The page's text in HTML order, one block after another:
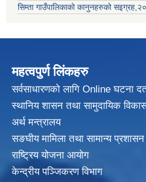
सिम्ता गाउँपालिकाको कानुनहरुको
महत्वपुर्ण लिंकहरु
सर्वसाधारणको लागि Online घटना
स्थानिय शासन तथा सामुदायिक
अर्थ मन्त्रालय
सङघीय मामिला तथा सामान्य
राष्ट्रिय योजना आयोग
केन्द्रीय पञ्जिकरण विभाग